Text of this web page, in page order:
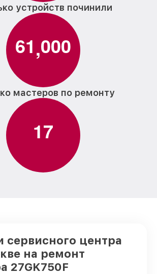
устройств починили
61,000
мастеров по ремонту
17
сервисного центра
на ремонт
27GK750F